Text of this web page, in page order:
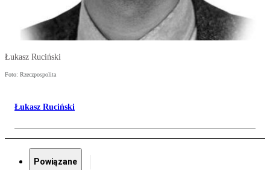
Łukasz Ruciński
Foto: Rzeczpospolita
Łukasz Ruciński
Powiązane